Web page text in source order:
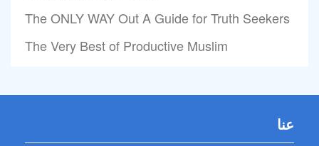
The ONLY WAY Out A Guide for Truth Seekers
The Very Best of Productive Muslim
عنا